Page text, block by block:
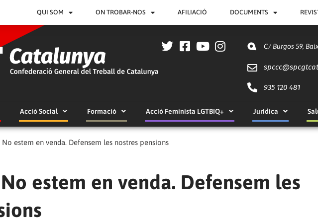
QUI SOM ON TROBAR-NOS AFILIACIÓ DOCUMENTS
C/ Burgos 59,
spccc@
935 120 481
Acció Social Formació Acció Feminista LGTBIQ+ Jurídica
No estem en venda. Defensem les nostres pensions
estem en venda. Defensem les